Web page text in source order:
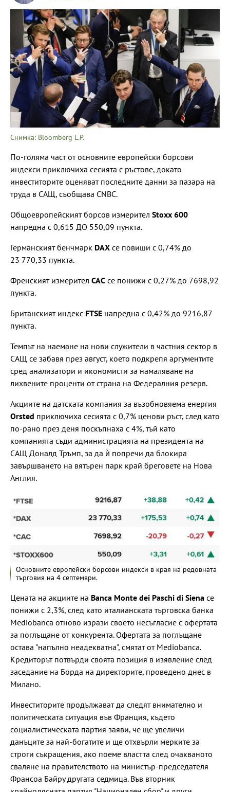
Снимка: Bloomberg L.P.
По-голяма част от основните европейски борсови
индекси приключиха сесията с ръстове, докато
инвеститорите оценяват последните данни за пазара на
труда в САЩ, съобщава CNBC.
Общоевропейският борсов измерител Stoxx 600
напредна с 0,615 ДО 550,09 пункта.
Германският бенчмарк DAX се повиши с 0,74% до
23 770,33 пункта.
Френският измерител CAC се понижи с 0,27% до 7698,92
пункта.
Британският индекс FTSE напредна с 0,42% до 9216,87
пункта.
Темпът на наемане на нови служители в частния сектор в
САЩ се забавя през август, което подкрепя аргументите
сред анализатори и икономисти за намаляване на
лихвените проценти от страна на Федералния резерв.
Акциите на датската компания за възобновяема енергия
Orsted приключиха сесията с 0,7% ценови ръст, след като
по-рано през деня поскъпнаха с 4%, тъй като
компанията съди администрацията на президента на
САЩ Доналд Тръмп, за да ѝ попречи да блокира
завършването на вятърен парк край бреговете на Нова
Англия.
Основните европейски борсови индекси в края на редовната
търговия на 4 септември.
Цената на акциите на Banca Monte dei Paschi di Siena се
понижи с 2,3%, след като италианската търговска банка
Mediobanca отново изрази своето несъгласие с офертата
за поглъщане от конкурента. Офертата за поглъщане
остава "напълно неадекватна", смятат от Mediobanca.
Кредиторът потвърди своята позиция в изявление след
заседание на Борда на директорите, проведено днес в
Милано.
Инвеститорите продължават да следят внимателно и
политическата ситуация във Франция, където
социалистическата партия заяви, че ще увеличи
данъците за най-богатите и ще отхвърли мерките за
строги съкращения, ако поеме властта след очакваното
сваляне на правителството на министър-председателя
Франсоа Байру другата седмица. Във вторник